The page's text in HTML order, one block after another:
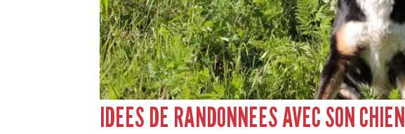
IDEES DE RANDONNEES AVEC SON CHIEN